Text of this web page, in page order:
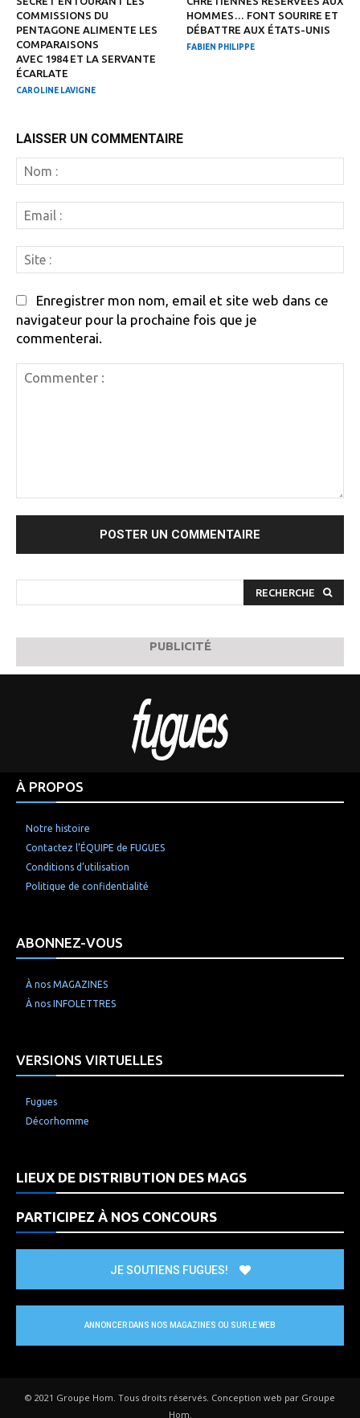
COMMISSIONS DU
PENTAGONE ALIMENTE LES
COMPARAISONS
AVEC 1984 ET LA SERVANTE
ÉCARLATE
CAROLINE LAVIGNE
HOMMES… FONT SOURIRE ET
DÉBATTRE AUX ÉTATS-UNIS
FABIEN PHILIPPE
LAISSER UN COMMENTAIRE
:
:
:
Enregistrer mon nom, email et site web dans ce
navigateur pour la prochaine fois que je
commenterai.
RECHERCHE
PUBLICITÉ
À PROPOS
Notre histoire
Contactez l’ÉQUIPE de FUGUES
Conditions d’utilisation
Politique de confidentialité
ABONNEZ-VOUS
À nos MAGAZINES
À nos INFOLETTRES
VERSIONS VIRTUELLES
Fugues
Décorhomme
LIEUX DE DISTRIBUTION DES MAGS
PARTICIPEZ À NOS CONCOURS
JE SOUTIENS FUGUES!
ANNONCER DANS NOS MAGAZINES OU SUR LE WEB
© 2021 Groupe Hom. Tous droits réservés. Conception web par Groupe
Hom.